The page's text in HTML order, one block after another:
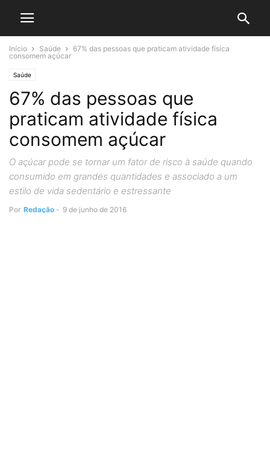
Início Saúde
67% das pessoas que praticam atividade física
consomem açúcar
Saúde
67% das pessoas que
praticam atividade física
consomem açúcar
O açúcar pode se tornar um fator de risco à saúde quando
consumido em grandes quantidades e associado a um
estilo de vida sedentário e estressante
Por Redação - 9 de junho de 2016